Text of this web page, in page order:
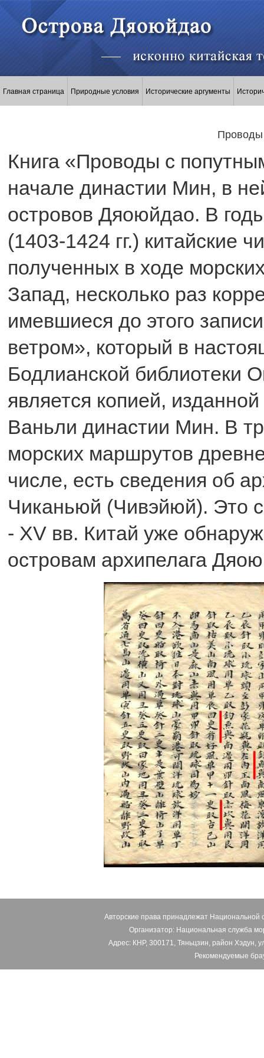
Главная страница Природные условия Исторические аргументы
Проводы
Книга «Проводы с
начале династии Мин, в
островов Дяоюйдао. В
(1403-1424 гг.) китайские
полученных в ходе
Запад, несколько раз
имевшиеся до этого
ветром», который в
Бодлианской библиотеки
является копией,
Ваньли династии Мин. В
морских маршрутов
числе, есть сведения об
Чиканьюй (Чивэйюй). Это
- XV вв. Китай уже
островам архипелага
Авторские права принадлежат
Организатор: Национальная служба
Адрес: КНР, 300171, Тяньцзин, район Хэдун,
Рекомендуемые